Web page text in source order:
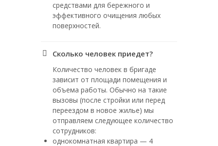
средствами для бережного и
эффективного очищения любых
поверхностей.
Сколько человек приедет?
Количество человек в бригаде
зависит от площади помещения и
объема работы. Обычно на такие
вызовы (после стройки или перед
переездом в новое жилье) мы
отправляем следующее количество
сотрудников:
однокомнатная квартира — 4